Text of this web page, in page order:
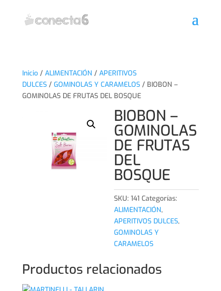
Inicio/ ALIMENTACIÓN / APERITIVOS
DULCES/ GOMINOLAS Y CARAMELOS/ BIOBON –
GOMINOLAS DE FRUTAS DEL BOSQUE
BIOBON –
GOMINOLAS
DE FRUTAS
DEL
BOSQUE
SKU:141 Categorías:
ALIMENTACIÓN,
APERITIVOS DULCES,
GOMINOLAS Y
CARAMELOS
Productos relacionados